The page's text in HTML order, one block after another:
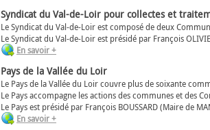
Syndicat du Val-de-Loir pour collectes et
Le Syndicat du Val-de-Loir est composé de deux
Le Syndicat du Val-de-Loir est présidé par François
En savoir +
Pays de la Vallée du Loir
Le Pays de la Vallée du Loir couvre plus de soixante
Le Pays accompagne les actions des communes et des
Le Pays est présidé par François BOUSSARD (Maire de
En savoir +